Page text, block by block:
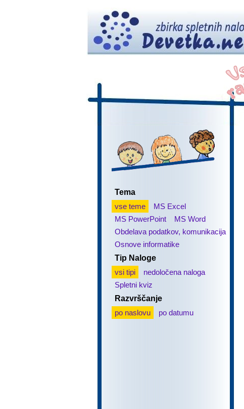
Tema
vse teme
MS Excel
MS PowerPoint
MS Word
Obdelava podatkov, komunikacija
Osnove informatike
Tip Naloge
vsi tipi
nedoločena naloga
Spletni kviz
Razvrščanje
po naslovu
po datumu